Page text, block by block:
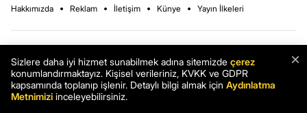
Hakkımızda Reklam İletişim Künye Yayın İlkeleri
Ekonomi
Spor
Sağlık
×
Sizlere daha iyi hizmet sunabilmek adına sitemizde çerez
konumlandırmaktayız. Kişisel verileriniz, KVKK ve GDPR
kapsamında toplanıp işlenir. Detaylı bilgi almak için Aydınlatma
Metnimizi inceleyebilirsiniz.